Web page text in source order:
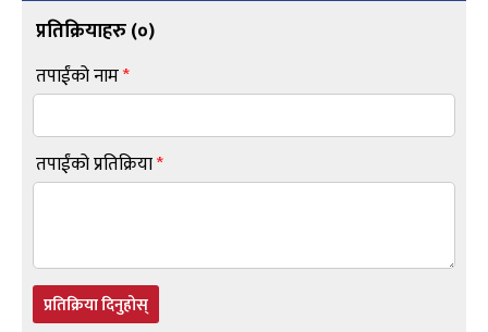
प्रतिक्रियाहरु (०)
तपाईंको नाम*
तपाईंको प्रतिक्रिया*
प्रतिक्रिया दिनुहोस्